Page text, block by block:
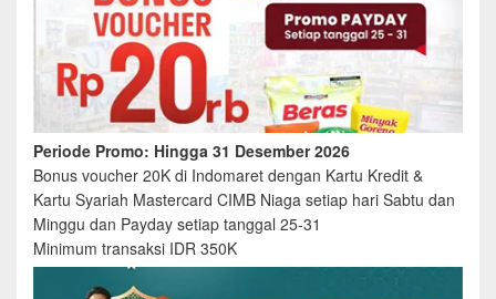
Periode Promo: Hingga 31 Desember 2026
Bonus voucher 20K di Indomaret dengan Kartu Kredit &
Kartu Syariah Mastercard CIMB Niaga setiap hari Sabtu dan
Minggu dan Payday setiap tanggal 25-31
Minimum transaksi IDR 350K